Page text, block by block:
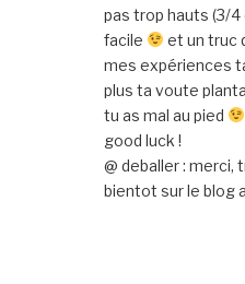
pas trop hauts (3/4
facile
et un truc
mes expériences
plus ta voute
tu as mal au pied
good luck !
@ deballer :
bientot sur le blog